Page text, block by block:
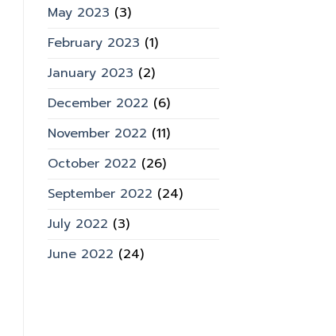
May 2023 (3)
February 2023 (1)
January 2023 (2)
December 2022 (6)
November 2022 (11)
October 2022 (26)
September 2022 (24)
July 2022 (3)
June 2022 (24)